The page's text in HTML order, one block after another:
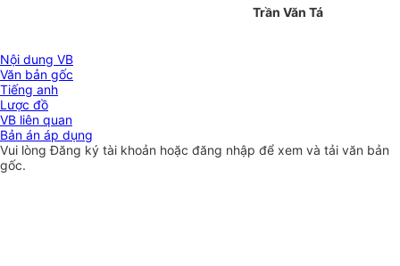
Trần Văn Tá
Nội dung VB
Văn bản gốc
Tiếng anh
Lược đồ
VB liên quan
Bản án áp dụng
Vui lòngĐăng ký tài khoản hoặc đăng nhập để xem và tải văn bản
gốc.